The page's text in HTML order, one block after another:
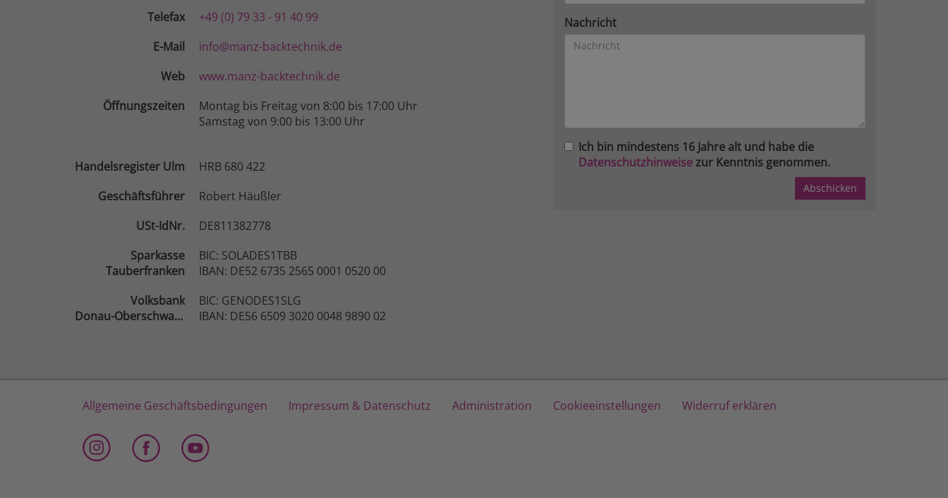
Telefax
+49 (0) 79 33 - 91 40 99
E-Mail
info@manz-backtechnik.de
Web
www.manz-backtechnik.de
Öffnungszeiten
Montag bis Freitag von 8:00 bis 17:00 Uhr
Samstag von 9:00 bis 13:00 Uhr
Handelsregister Ulm
HRB 680 422
Geschäftsführer
Robert Häußler
USt-IdNr.
DE811382778
Sparkasse
Tauberfranken
BIC: SOLADES1TBB
IBAN: DE52 6735 2565 0001 0520 00
Volksbank
Donau-Oberschwaben
BIC: GENODES1SLG
IBAN: DE56 6509 3020 0048 9890 02
Nachricht
Ich bin mindestens 16 Jahre alt und habe die
Datenschutzhinweisezur Kenntnis genommen.
Allgemeine Geschäftsbedingungen Impressum & Datenschutz Administration Cookieeinstellungen Widerruf erklären